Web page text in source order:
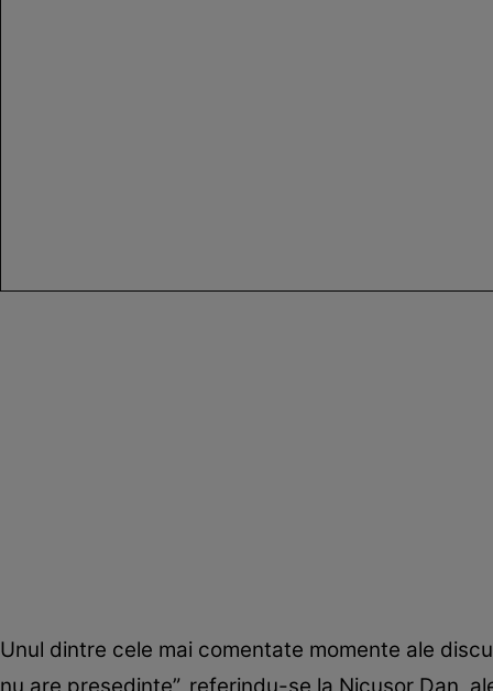
Unul dintre cele mai comentate momente ale
nu are președinte”, referindu-se la Nicușor Dan,